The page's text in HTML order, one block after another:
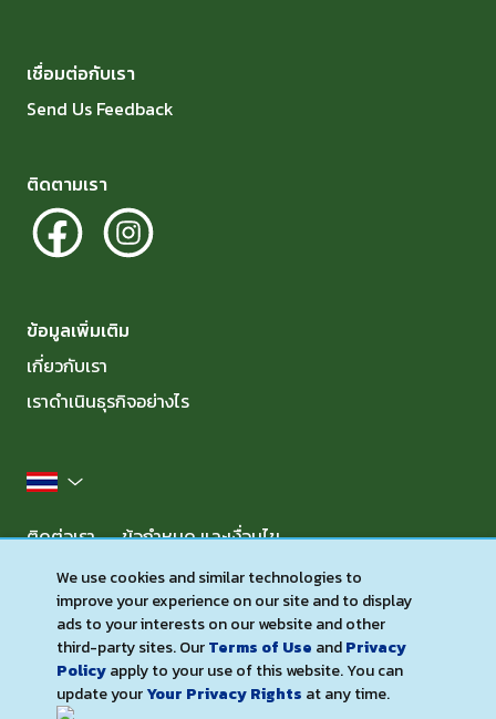
เชื่อมต่อกับเรา
Send Us Feedback
ติดตามเรา
ข้อมูลเพิ่มเติม
เกี่ยวกับเรา
เราดำเนินธุรกิจอย่างไร
ประเทศไทย
ติดต่อเรา
ข้อกำหนด และเงื่อนไข
ประกาศเกี่ยวกับความเป็นส่วนตัว (Privacy Notice)
ประกาศเกี่ยวกับคุกกี้ (Cookie Notice)
การเข้าถึงได้
แผนที่เว็บไซต์
จัดการการตั้งค่า
We use cookies and similar technologies to
improve your experience on our site and to display
ads to your interests on our website and other
third-party sites. OurTerms of Use andPrivacy
Policyapply to your use of this website. You can
update yourYour Privacy Rights at any time.